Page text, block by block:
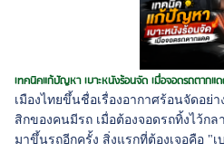
เทคนิคแก้ปัญหา เบาะหนังร้อนจัด เมื่อจอดรถตากแ
เมืองไทยขึ้นชื่อเรื่องอากาศร้อนจัดอย่
สิกของคนมีรถ เมื่อต้องจอดรถทิ้งไว้ก
มาขึ้นรถอีกครั้ง สิ่งแรกที่ต้องเจอคือ "เ